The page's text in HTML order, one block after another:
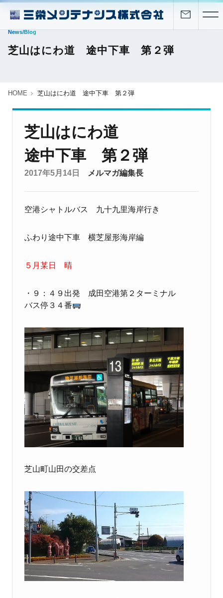
News/Blog
芝山はにわ道 途中下車 第２弾
HOME 芝山はにわ道 途中下車 第２弾
芝山はにわ道
途中下車 第２弾
2017年5月14日 メルマガ編集長
空港シャトルバス 九十九里海岸行き
ふわり 途中下車 横芝屋形海岸編
５月某日 晴
・ ９：４９出発 成田空港第２ターミナル
バス停３４番
芝山町山田の交差点